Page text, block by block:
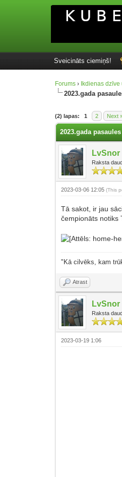
Sveicināts ciemiņš!
Forums › Ikdienas
2023.gada
(2) lapas: 1 2 Next
2023.gada
LvSnor
Raksta
2023-03-06 12:05(This
Tā sakot, ir jau
čempionāts notiks
"Kā cilvēks, kam
Atrast
LvSnor
Raksta
2023-03-19 1:06